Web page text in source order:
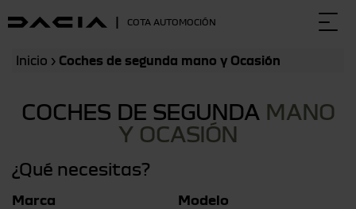
| COTA AUTOMOCIÓN
Inicio › Coches de segunda mano y Ocasión
COCHES DE SEGUNDA MANO
Y OCASIÓN
¿Qué necesitas?
Marca Modelo